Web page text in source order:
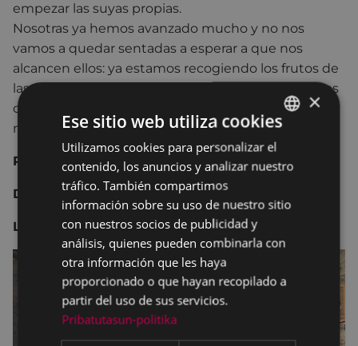
empezar las suyas propias.
Nosotras ya hemos avanzado mucho y no nos
vamos a quedar sentadas a esperar a que nos
alcancen ellos: ya estamos recogiendo los frutos de
las semillas que hemos ido sembrando, ya estamos
cosechando triunfos, y aunque a muchos les de
miedo esta revolución, cada vez somos más.
Ponente:Coral Herrera Gómez
Día y hora:5 de febrero del 2024, lunes, 18:30.
Lugar: Andretxea
BASQUE
SPANISH
×
Ese sitio web utiliza cookies
Utilizamos cookies para personalizar el
contenido, los anuncios y analizar nuestro
tráfico. También compartimos
información sobre su uso de nuestro sitio
con nuestros socios de publicidad y
análisis, quienes pueden combinarla con
otra información que les haya
proporcionado o que hayan recopilado a
partir del uso de sus servicios.
Pribatutasun-politika